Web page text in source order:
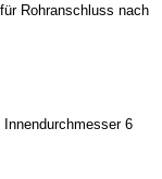
Rohranschluss nach
6